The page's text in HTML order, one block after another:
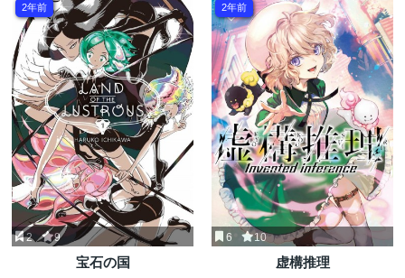
2年前
2 9
宝石の国
2年前
6 10
虚構推理